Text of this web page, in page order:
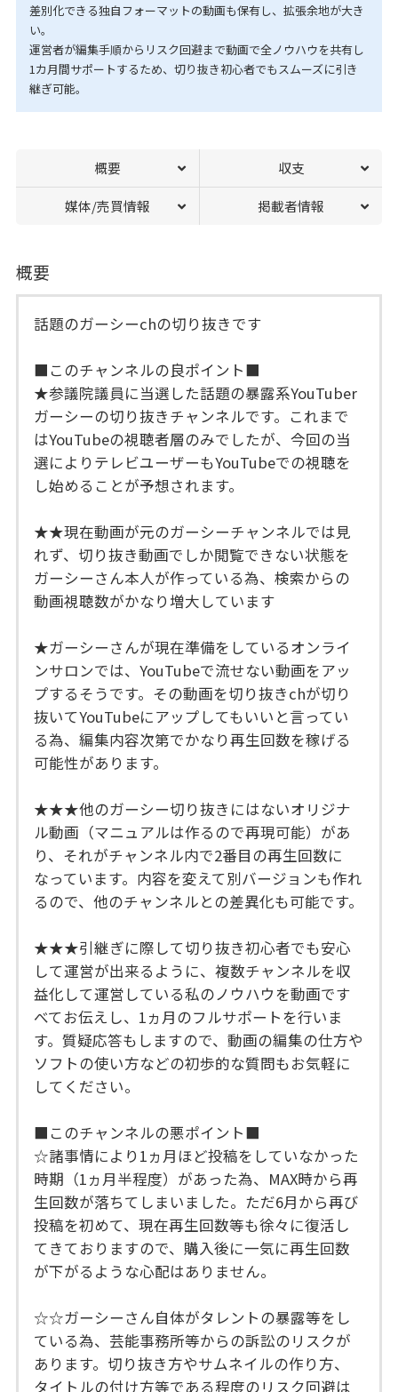
差別化できる独自フォーマットの動画も保有し、拡張余地が大き
い。
運営者が編集手順からリスク回避まで動画で全ノウハウを共有し
1カ月間サポートするため、切り抜き初心者でもスムーズに引き
継ぎ可能。
概要 収支
媒体/売買情報 掲載者情報
概要
話題のガーシーchの切り抜きです
■このチャンネルの良ポイント■
★参議院議員に当選した話題の暴露系YouTuber
ガーシーの切り抜きチャンネルです。これまで
はYouTubeの視聴者層のみでしたが、今回の当
選によりテレビユーザーもYouTubeでの視聴を
し始めることが予想されます。
★★現在動画が元のガーシーチャンネルでは見
れず、切り抜き動画でしか閲覧できない状態を
ガーシーさん本人が作っている為、検索からの
動画視聴数がかなり増大しています
★ガーシーさんが現在準備をしているオンライ
ンサロンでは、YouTubeで流せない動画をアッ
プするそうです。その動画を切り抜きchが切り
抜いてYouTubeにアップしてもいいと言ってい
る為、編集内容次第でかなり再生回数を稼げる
可能性があります。
★★★他のガーシー切り抜きにはないオリジナ
ル動画（マニュアルは作るので再現可能）があ
り、それがチャンネル内で2番目の再生回数に
なっています。内容を変えて別バージョンも作れ
るので、他のチャンネルとの差異化も可能です。
★★★引継ぎに際して切り抜き初心者でも安心
して運営が出来るように、複数チャンネルを収
益化して運営している私のノウハウを動画です
べてお伝えし、1ヵ月のフルサポートを行いま
す。質疑応答もしますので、動画の編集の仕方や
ソフトの使い方などの初歩的な質問もお気軽に
してください。
■このチャンネルの悪ポイント■
☆諸事情により1ヵ月ほど投稿をしていなかった
時期（1ヵ月半程度）があった為、MAX時から再
生回数が落ちてしまいました。ただ6月から再び
投稿を初めて、現在再生回数等も徐々に復活し
てきておりますので、購入後に一気に再生回数
が下がるような心配はありません。
☆☆ガーシーさん自体がタレントの暴露等をし
ている為、芸能事務所等からの訴訟のリスクが
あります。切り抜き方やサムネイルの作り方、
タイトルの付け方等である程度のリスク回避は